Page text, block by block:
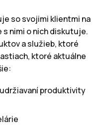
so svojimi klientmi na
s nimi o nich diskutuje.
a služieb, ktoré
ktoré aktuálne
produktivity